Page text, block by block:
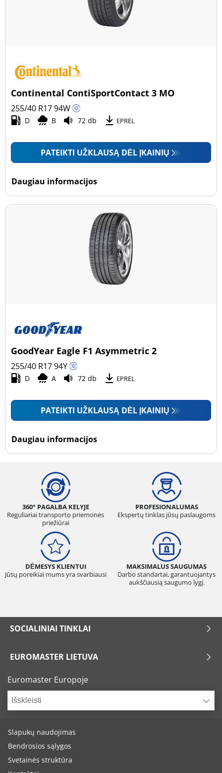
Continental ContiSportContact 3 MO
255/40 R1794W
D B 72 db EPREL
PATEIKTI UŽKLAUSĄ DĖL ĮKAINIŲ
Daugiau informacijos
GoodYear Eagle F1 Asymmetric 2
255/40 R1794Y
D A 72 db EPREL
PATEIKTI UŽKLAUSĄ DĖL ĮKAINIŲ
Daugiau informacijos
360° PAGALBA KELYJE
Reguliariai transporto priemonės
priežiūrai
PROFESIONALUMAS
Ekspertų tinklas jūsų paslaugoms
DĖMESYS KLIENTUI
Jūsų poreikiai mums yra svarbiausi
MAKSIMALUS SAUGUMAS
Darbo standartai, garantuojantys
aukščiausią saugumo lygį.
SOCIALINIAI TINKLAI
EUROMASTER LIETUVA
Euromaster Europoje
Išskleisti
Slapukų naudojimas
Bendrosios sąlygos
Svetainės struktūra